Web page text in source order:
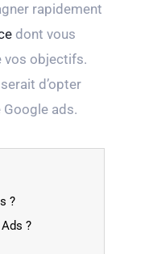
rapidement
dont vous
vos objectifs.
d’opter
ads.
?
?